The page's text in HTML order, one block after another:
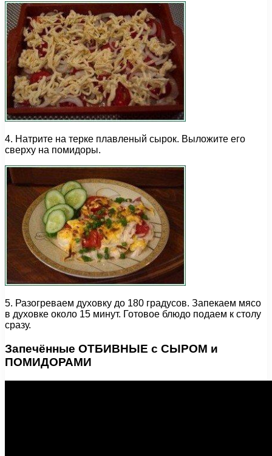
4. Натрите на терке плавленый сырок. Выложите его
сверху на помидоры.
5. Разогреваем духовку до 180 градусов. Запекаем мясо
в духовке около 15 минут. Готовое блюдо подаем к столу
сразу.
Запечённые ОТБИВНЫЕ с СЫРОМ и
ПОМИДОРАМИ